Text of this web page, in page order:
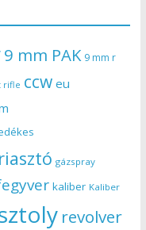
9 mm PAK 9 mm r
rifle ccw eu
gázspray
kaliber Kaliber
revolver